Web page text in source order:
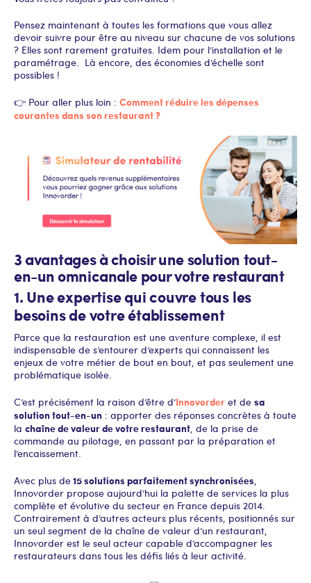
Pensez maintenant à toutes les formations que vous allez
devoir suivre pour être au niveau sur chacune de vos solutions
? Elles sont rarement gratuites. Idem pour l’installation et le
paramétrage. Là encore, des économies d’échelle sont
possibles !
👉 Pour aller plus loin : Comment réduire les dépenses
courantes dans son restaurant ?
3 avantages à choisir une solution tout-
en-un omnicanale pour votre restaurant
1. Une expertise qui couvre tous les
besoins de votre établissement
Parce que la restauration est une aventure complexe, il est
indispensable de s’entourer d’experts qui connaissent les
enjeux de votre métier de bout en bout, et pas seulement une
problématique isolée.
C’est précisément la raison d’être d’Innovorder et de sa
solution tout-en-un : apporter des réponses concrètes à toute
la chaîne de valeur de votre restaurant, de la prise de
commande au pilotage, en passant par la préparation et
l’encaissement.
Avec plus de15 solutions parfaitement synchronisées,
Innovorder propose aujourd’hui la palette de services la plus
complète et évolutive du secteur en France depuis 2014.
Contrairement à d’autres acteurs plus récents, positionnés sur
un seul segment de la chaîne de valeur d’un restaurant,
Innovorder est le seul acteur capable d’accompagner les
restaurateurs dans tous les défis liés à leur activité.